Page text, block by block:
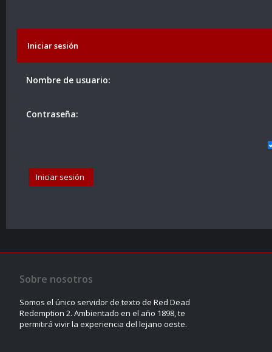
Iniciar sesión
Nombre de usuario:
Contraseña:
Sobre nosotros
Somos el único servidor de texto de Red Dead
Redemption 2. Ambientado en el año 1898, te
permitirá vivir la experiencia del lejano oeste.